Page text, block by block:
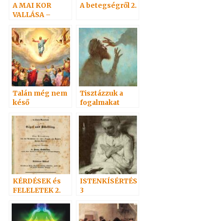
A MAI KOR
VALLÁSA –
KÖNYV
A betegségről 2.
Talán még nem
késő
Tisztázzuk a
fogalmakat
KÉRDÉSEK és
FELELETEK 2.
38)Hoffmann
professzor
ISTENKÍSÉRTÉS
3